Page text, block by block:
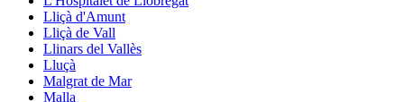
Lliçà d'Amunt
Lliçà de Vall
Llinars del Vallès
Lluçà
Malgrat de Mar
Malla